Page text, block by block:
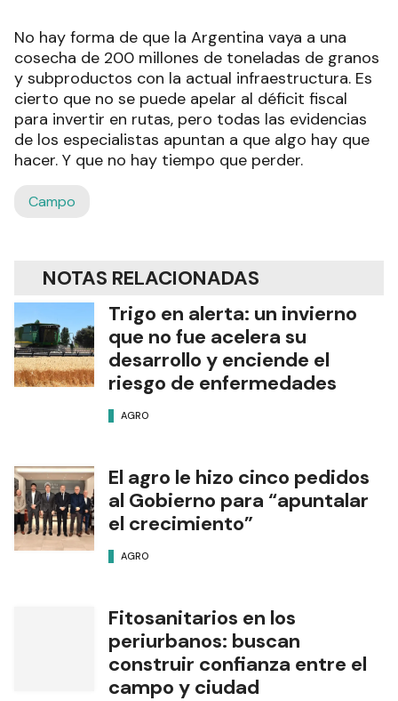
No hay forma de que la Argentina vaya a una
cosecha de 200 millones de toneladas de granos
y subproductos con la actual infraestructura. Es
cierto que no se puede apelar al déficit fiscal
para invertir en rutas, pero todas las evidencias
de los especialistas apuntan a que algo hay que
hacer. Y que no hay tiempo que perder.
Campo
NOTAS RELACIONADAS
Trigo en alerta: un invierno
que no fue acelera su
desarrollo y enciende el
riesgo de enfermedades
AGRO
El agro le hizo cinco pedidos
al Gobierno para “apuntalar
el crecimiento”
AGRO
Fitosanitarios en los
periurbanos: buscan
construir confianza entre el
campo y ciudad